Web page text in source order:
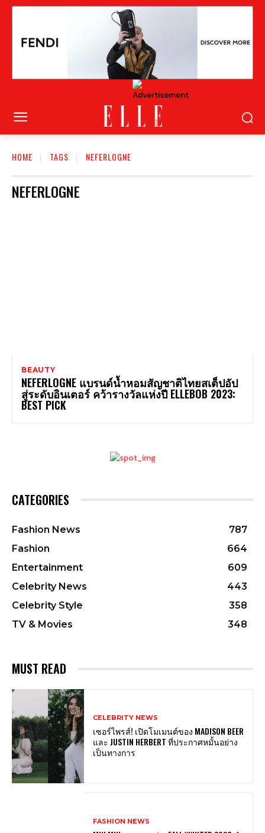
HOME TAGS NEFERLOGNE
NEFERLOGNE
BEAUTY
NEFERLOGNE แบรนด์น้ำหอมสัญชาติไทยสเต็ปอัป
สู่ระดับอินเตอร์ คว้ารางวัลแห่งปี ELLEBOB 2023:
BEST PICK
CATEGORIES
Fashion News
787
Fashion
664
Entertainment
609
Celebrity News
443
Celebrity Style
358
TV & Movies
348
MUST READ
CELEBRITY NEWS
เซอร์ไพรส์! เปิดโมเมนต์ของ MADISON BEER
และ JUSTIN HERBERT ที่ประกาศหมั้นอย่าง
เป็นทางการ
FASHION NEWS